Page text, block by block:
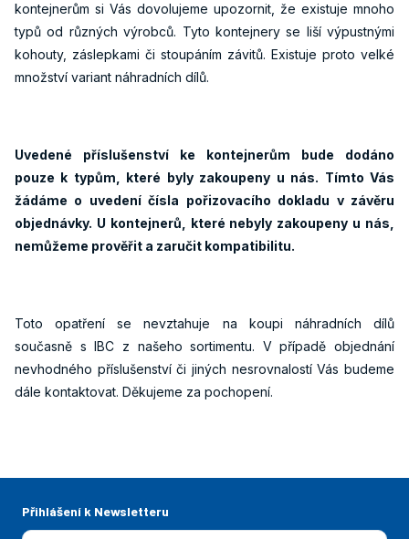
kontejnerům si Vás dovolujeme upozornit, že existuje mnoho
typů od různých výrobců. Tyto kontejnery se liší výpustnými
kohouty, záslepkami či stoupáním závitů. Existuje proto velké
množství variant náhradních dílů.
Uvedené příslušenství ke kontejnerům bude dodáno
pouze k typům, které byly zakoupeny u nás. Tímto Vás
žádáme o uvedení čísla pořizovacího dokladu v závěru
objednávky. U kontejnerů, které nebyly zakoupeny u nás,
nemůžeme prověřit a zaručit kompatibilitu.
Toto opatření se nevztahuje na koupi náhradních dílů
současně s IBC z našeho sortimentu. V případě objednání
nevhodného příslušenství či jiných nesrovnalostí Vás budeme
dále kontaktovat. Děkujeme za pochopení.
Přihlášení k Newsletteru